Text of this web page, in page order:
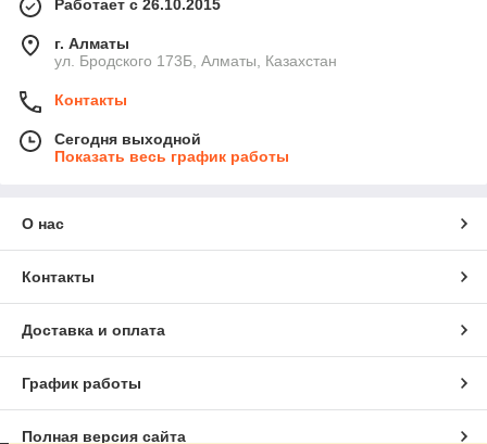
Работает с 26.10.2015
г. Алматы
ул. Бродского 173Б, Алматы, Казахстан
Контакты
Сегодня выходной
Показать весь график работы
О нас
Контакты
Доставка и оплата
График работы
Полная версия сайта